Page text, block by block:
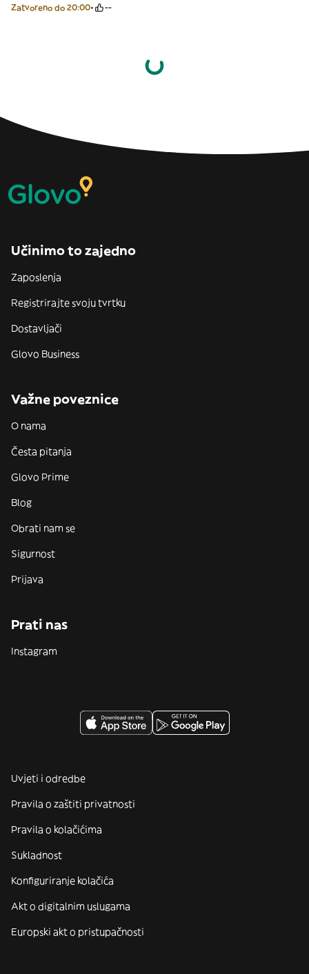
Zatvoreno do 20:00 --
Učinimo to zajedno
Zaposlenja
Registrirajte svoju tvrtku
Dostavljači
Glovo Business
Važne poveznice
O nama
Česta pitanja
Glovo Prime
Blog
Obrati nam se
Sigurnost
Prijava
Prati nas
Instagram
Uvjeti i odredbe
Pravila o zaštiti privatnosti
Pravila o kolačićima
Sukladnost
Konfiguriranje kolačića
Akt o digitalnim uslugama
Europski akt o pristupačnosti